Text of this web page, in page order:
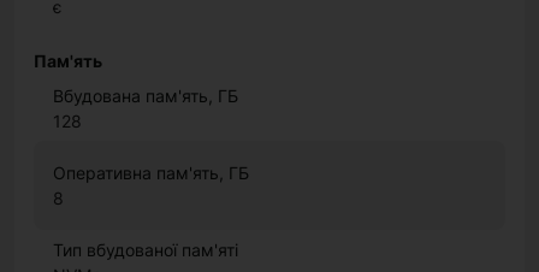
є
Пам'ять
Вбудована пам'ять, ГБ
128
Оперативна пам'ять, ГБ
8
Тип вбудованої пам'яті